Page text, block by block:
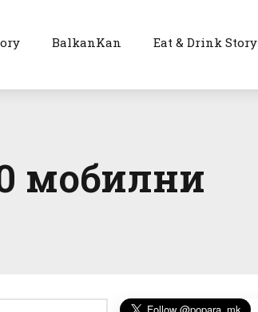
BalkanKan Eat & Drink Story
мобилни